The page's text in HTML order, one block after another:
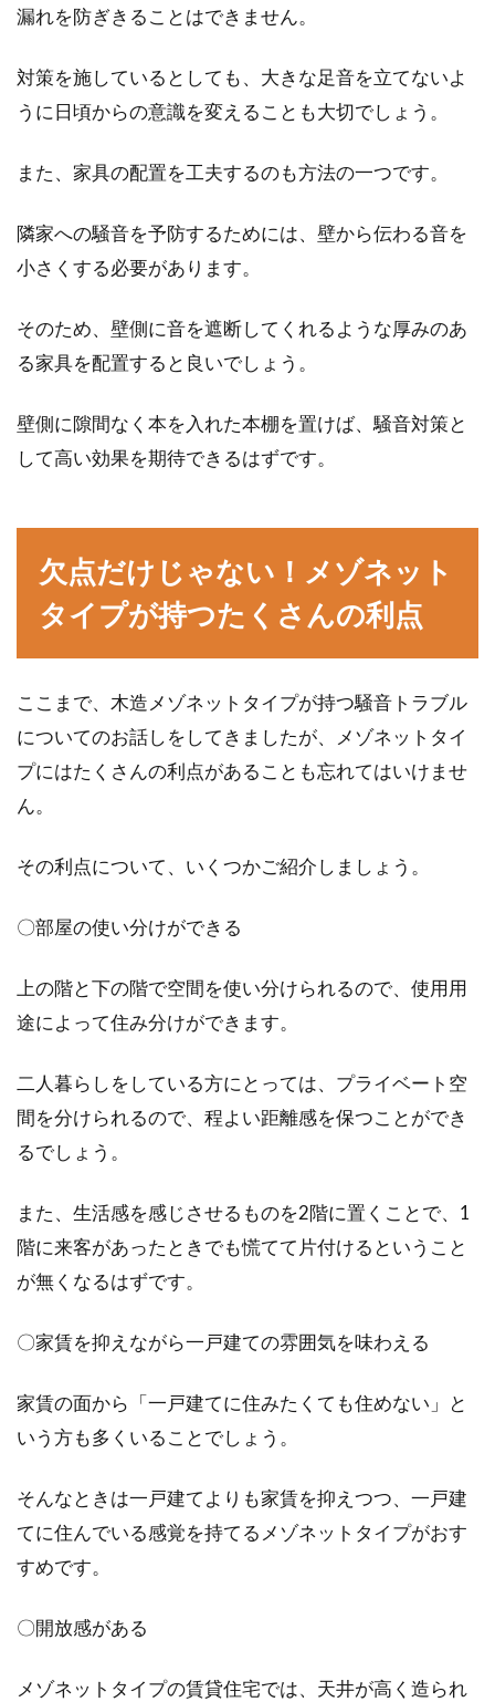
漏れを防ぎきることはできません。
対策を施しているとしても、大きな足音を立てないよ
うに日頃からの意識を変えることも大切でしょう。
また、家具の配置を工夫するのも方法の一つです。
隣家への騒音を予防するためには、壁から伝わる音を
小さくする必要があります。
そのため、壁側に音を遮断してくれるような厚みのあ
る家具を配置すると良いでしょう。
壁側に隙間なく本を入れた本棚を置けば、騒音対策と
して高い効果を期待できるはずです。
欠点だけじゃない！メゾネット
タイプが持つたくさんの利点
ここまで、木造メゾネットタイプが持つ騒音トラブル
についてのお話しをしてきましたが、メゾネットタイ
プにはたくさんの利点があることも忘れてはいけませ
ん。
その利点について、いくつかご紹介しましょう。
〇部屋の使い分けができる
上の階と下の階で空間を使い分けられるので、使用用
途によって住み分けができます。
二人暮らしをしている方にとっては、プライベート空
間を分けられるので、程よい距離感を保つことができ
るでしょう。
また、生活感を感じさせるものを2階に置くことで、1
階に来客があったときでも慌てて片付けるということ
が無くなるはずです。
〇家賃を抑えながら一戸建ての雰囲気を味わえる
家賃の面から「一戸建てに住みたくても住めない」と
いう方も多くいることでしょう。
そんなときは一戸建てよりも家賃を抑えつつ、一戸建
てに住んでいる感覚を持てるメゾネットタイプがおす
すめです。
〇開放感がある
メゾネットタイプの賃貸住宅では、天井が高く造られ